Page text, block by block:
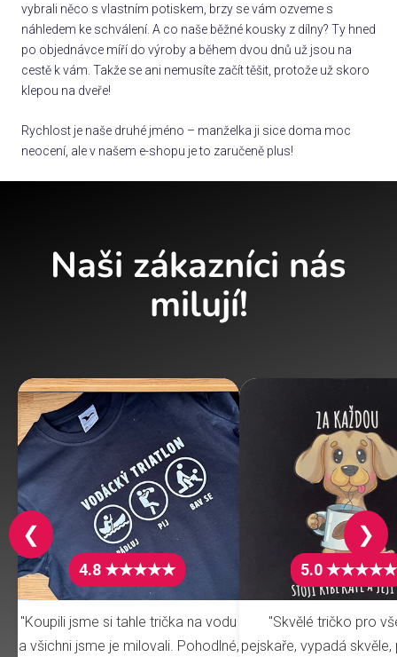
vybrali něco s vlastním potiskem, brzy se vám ozveme s
náhledem ke schválení. A co naše běžné kousky z dílny? Ty hned
po objednávce míří do výroby a během dvou dnů už jsou na
cestě k vám. Takže se ani nemusíte začít těšit, protože už skoro
klepou na dveře!
Rychlost je naše druhé jméno – manželka ji sice doma moc
neocení, ale v našem e-shopu je to zaručeně plus!
Naši zákazníci nás
milují!
4.8 ★★★★★
"Koupili jsme si tahle trička na vodu
a všichni jsme je milovali. Pohodlné,
5.0 ★★★★★
"Skvělé tričko pro
pejskaře, vypadá
❮ ❯